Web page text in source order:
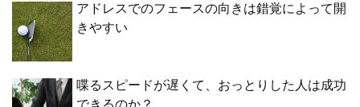
アドレスでのフェースの向きは錯覚によって開
きやすい
喋るスピードが遅くて、おっとりした人は成功
できるのか？